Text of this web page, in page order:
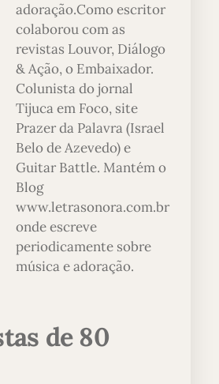
adoração.Como escritor
colaborou com as
revistas Louvor, Diálogo
& Ação, o Embaixador.
Colunista do jornal
Tijuca em Foco, site
Prazer da Palavra (Israel
Belo de Azevedo) e
Guitar Battle. Mantém o
Blog
www.letrasonora.com.br
onde escreve
periodicamente sobre
música e adoração.
de 80